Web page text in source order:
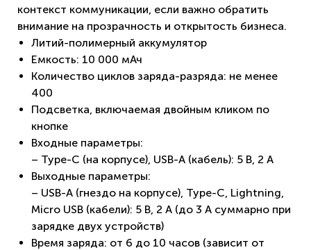
контекст коммуникации, если важно обратить
внимание на прозрачность и открытость бизнеса.
Литий-полимерный аккумулятор
Емкость: 10 000 мАч
Количество циклов заряда-разряда: не менее
400
Подсветка, включаемая двойным кликом по
кнопке
Входные параметры:
– Type-C (на корпусе), USB-A (кабель): 5 В, 2 A
Выходные параметры:
– USB-A (гнездо на корпусе), Type-C, Lightning,
Micro USB (кабели): 5 В, 2 A (до 3 А суммарно при
зарядке двух устройств)
Время заряда: от 6 до 10 часов (зависит от